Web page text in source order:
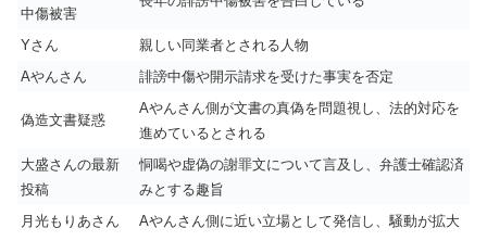
中傷被害
Yさん
親しい同業者とされる人物
Aやんさん
誹謗中傷や開示請求を受けた事実を否定
偽造文書疑惑
Aやんさん側が文書の真偽を問題視し、法的対応を
進めているとされる
大盛さんの最新
投稿
恫喝や虚偽の謝罪文について言及し、弁護士確認済
みとする趣旨
月光もりあさん
Aやんさん側に近い立場として発信し、騒動が拡大